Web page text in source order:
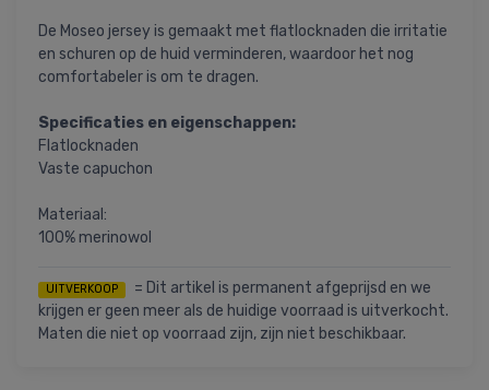
De Moseo jersey is gemaakt met flatlocknaden die irritatie
en schuren op de huid verminderen, waardoor het nog
comfortabeler is om te dragen.
Specificaties en eigenschappen:
Flatlocknaden
Vaste capuchon
Materiaal:
100% merinowol
UITVERKOOP
= Dit artikel is permanent afgeprijsd en we
krijgen er geen meer als de huidige voorraad is uitverkocht.
Maten die niet op voorraad zijn, zijn niet beschikbaar.